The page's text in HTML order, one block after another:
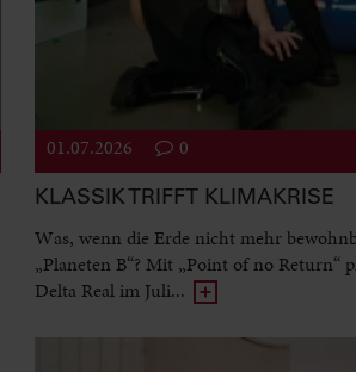
01.07.2026 0
KLASSIK TRIFFT KLIMAKRISE
Was, wenn die Erde nicht mehr
„Planeten B“? Mit „Point of no Return“
Delta Real im Juli...